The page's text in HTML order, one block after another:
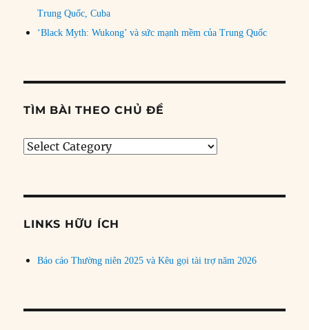
Trung Quốc, Cuba
‘Black Myth: Wukong’ và sức mạnh mềm của Trung Quốc
TÌM BÀI THEO CHỦ ĐỀ
Tìm
đề
LINKS HỮU ÍCH
Báo cáo Thường niên 2025 và Kêu gọi tài trợ năm 2026